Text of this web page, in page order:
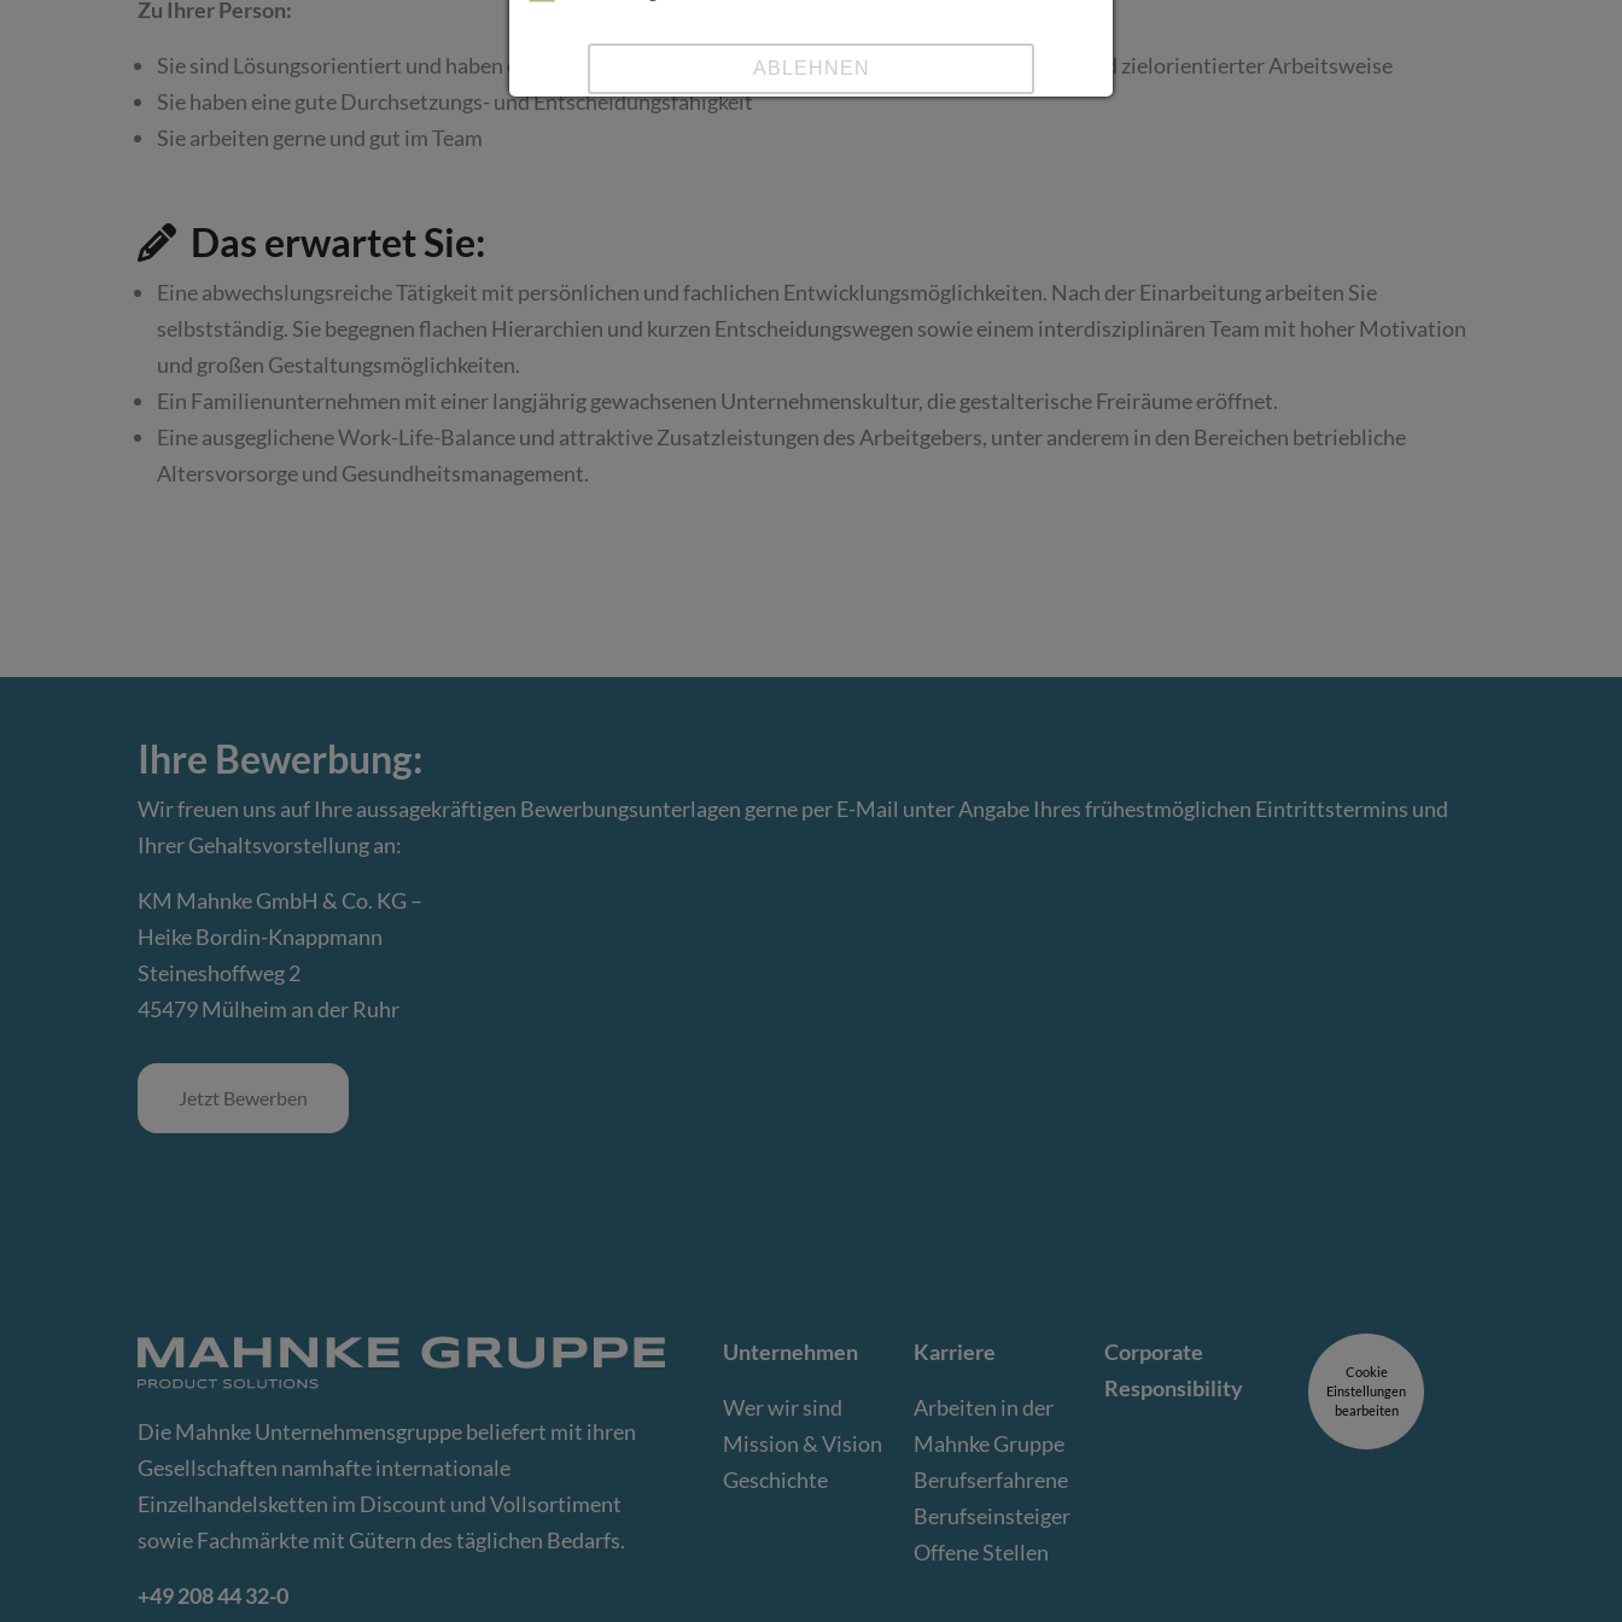
Zu Ihrer Person:
Sie sind Lösungsorientiert und haben eine Hands-on-Mentalität mit selbstständiger, strukturierter und zielorientierter Arbeitsweise
Sie haben eine gute Durchsetzungs- und Entscheidungsfähigkeit
Sie arbeiten gerne und gut im Team
Das erwartet Sie:
Eine abwechslungsreiche Tätigkeit mit persönlichen und fachlichen Entwicklungsmöglichkeiten. Nach der Einarbeitung arbeiten Sie
selbstständig. Sie begegnen flachen Hierarchien und kurzen Entscheidungswegen sowie einem interdisziplinären Team mit hoher Motivation
und großen Gestaltungsmöglichkeiten.
Ein Familienunternehmen mit einer langjährig gewachsenen Unternehmenskultur, die gestalterische Freiräume eröffnet.
Eine ausgeglichene Work-Life-Balance und attraktive Zusatzleistungen des Arbeitgebers, unter anderem in den Bereichen betriebliche
Altersvorsorge und Gesundheitsmanagement.
Ihre Bewerbung:
Wir freuen uns auf Ihre aussagekräftigen Bewerbungsunterlagen gerne per E-Mail unter Angabe Ihres frühestmöglichen Eintrittstermins und
Ihrer Gehaltsvorstellung an:
KM Mahnke GmbH & Co. KG –
Heike Bordin-Knappmann
Steineshoffweg 2
45479 Mülheim an der Ruhr
Jetzt Bewerben
Die Mahnke Unternehmensgruppe beliefert mit ihren
Gesellschaften namhafte internationale
Einzelhandelsketten im Discount und Vollsortiment
sowie Fachmärkte mit Gütern des täglichen Bedarfs.
+49 208 44 32-0
Unternehmen
Wer wir sind
Mission & Vision
Geschichte
Karriere
Arbeiten in der
Mahnke Gruppe
Berufserfahrene
Berufseinsteiger
Offene Stellen
Corporate
Responsibility
Cookie
Einstellungen
bearbeiten
ABLEHNEN